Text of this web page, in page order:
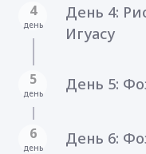
4
день
День 4:
Игуасу
5
день День 5:
6
день День 6: